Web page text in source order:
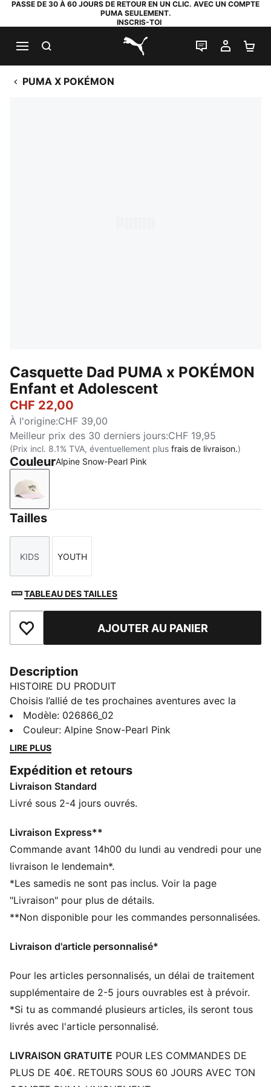
PASSE DE 30 À 60 JOURS DE RETOUR EN UN CLIC. AVEC UN COMPTE
PUMA SEULEMENT.
INSCRIS-TOI
PUMA.com
LIVE CHAT
MON
PUMA X POKÉMON
Casquette Dad PUMA x POKÉMON
Enfant et Adolescent
CHF 22,00
À l'origine:CHF 39,00
Meilleur prix des 30 derniers jours:CHF 19,95
(Prix incl. 8.1% TVA, éventuellement plus frais de livraison.)
CouleurAlpine Snow-Pearl Pink
Alpine Snow-Pearl Pink
Tailles
Taille
KIDS
Taille
YOUTH
TABLEAU DES TAILLES
Ajouter aux favorisAJOUTER AU PANIER
Description
HISTOIRE DU PRODUIT
Choisis l’allié de tes prochaines aventures avec la
nouvelle collection PUMA x POKÉMON. Ce nouveau
drop insuffle toute la puissance des Pokémon à ton
outfit avec des motifs Pokémon à afficher fièrement
et son style mystérieux ou Pikachu pour son côté
électrique ? Cette casquette Dad joue la carte du look
fun pour booster tes outfits de tous les jours.
Confectionné avec un minimum de 20 % de coton
recyclé
DÉTAILS
Fermeture à bride
Logos brodés
Motif cousu
PUMA Enfant et Adolescent : recommandé pour les
Modèle: 026866_02
Couleur: Alpine Snow-Pearl Pink
LIRE PLUS
Expédition et retours
Livraison Standard
Livré sous 2-4 jours ouvrés.
Livraison Express**
Commande avant 14h00 du lundi au vendredi pour une
livraison le lendemain*.
*Les samedis ne sont pas inclus. Voir la page
"Livraison" pour plus de détails.
**Non disponible pour les commandes personnalisées.
Livraison d'article personnalisé*
Pour les articles personnalisés, un délai de traitement
supplémentaire de 2-5 jours ouvrables est à prévoir.
*Si tu as commandé plusieurs articles, ils seront tous
livrés avec l'article personnalisé.
LIVRAISON GRATUITE POUR LES COMMANDES DE
PLUS DE 40€. RETOURS SOUS 60 JOURS AVEC TON